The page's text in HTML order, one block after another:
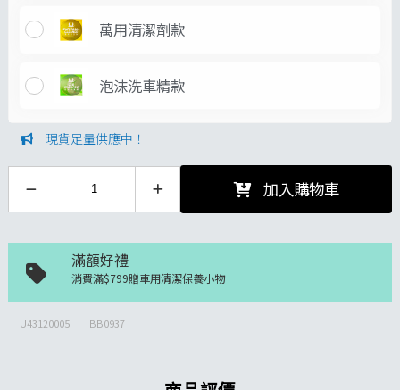
萬用清潔劑款
泡沫洗車精款
現貨足量供應中！
加入購物車
滿額好禮
消費滿$799贈車用清潔保養小物
U43120005 BB0937